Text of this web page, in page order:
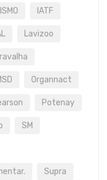
IATF
Lavizoo
Organnact
Potenay
SM
Supra